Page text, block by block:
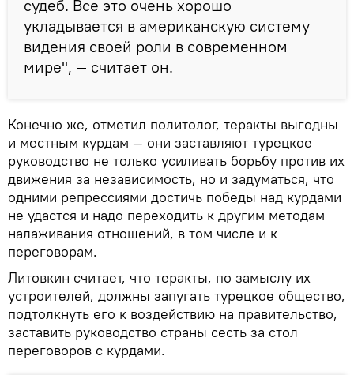
судеб. Все это очень хорошо
укладывается в американскую систему
видения своей роли в современном
мире", — считает он.
Конечно же, отметил политолог, теракты выгодны
и местным курдам — они заставляют турецкое
руководство не только усиливать борьбу против их
движения за независимость, но и задуматься, что
одними репрессиями достичь победы над курдами
не удастся и надо переходить к другим методам
налаживания отношений, в том числе и к
переговорам.
Литовкин считает, что теракты, по замыслу их
устроителей, должны запугать турецкое общество,
подтолкнуть его к воздействию на правительство,
заставить руководство страны сесть за стол
переговоров с курдами.